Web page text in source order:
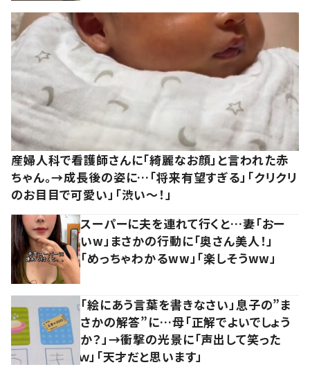
産婦人科で看護師さんに「綺麗なお顔」と言われた赤
ちゃん。→成長後の姿に…「将来有望すぎる」「クリクリ
のお目目で可愛い」「渋い～！」
スーパーに夫を連れて行くと…妻「おー
いw」まさかの行動に「奥さん美人！」
「めっちゃわかるww」「楽しそうww」
「絵にあう言葉を書きなさい」息子の”ま
さかの解答”に…母「正解でよいでしょう
か？」→衝撃の光景に「声出して笑った
ｗ」「天才だと思います」